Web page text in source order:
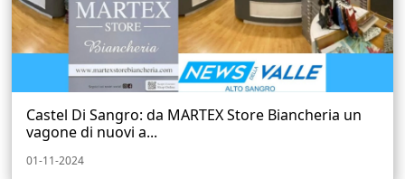
Castel Di Sangro: da MARTEX Store Biancheria un
vagone di nuovi a...
01-11-2024